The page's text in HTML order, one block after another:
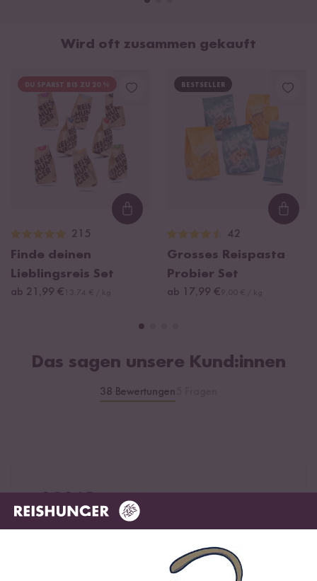
Wird oft zusammen gekauft
DU SPARST BIS ZU 20 %
Loading...
215
Finde deinen
Lieblingsreis Set
ab 21,99 €
BESTSELLER
42
Grosses Reispasta
Probier Set
ab 17,99 €
Das sagen unsere Kund:innen
38 Bewertungen
4.84 / 5
Infos zur Echtheit der Bewertungen